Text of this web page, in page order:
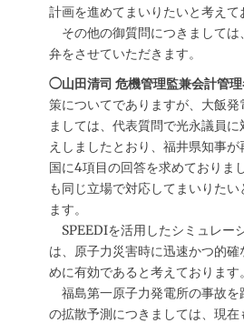
計画を進めてまいりたいと考えて
その他の御質問につきましては
弁をさせていただきます。
◯山田清司 危機管理監兼会計管
策についてでありますが、大飯発
ましては、代表質問で光永議員
えしましたとおり、福井県知事
国に4項目の回答を求めておりま
も同じ立場で対応してまいりた
ます。
SPEEDIを活用したシミュレー
は、原子力災害時に迅速かつ的確
めに有効であると考えております。
福島第一原子力発電所の事故を
の拡散予測につきましては、現